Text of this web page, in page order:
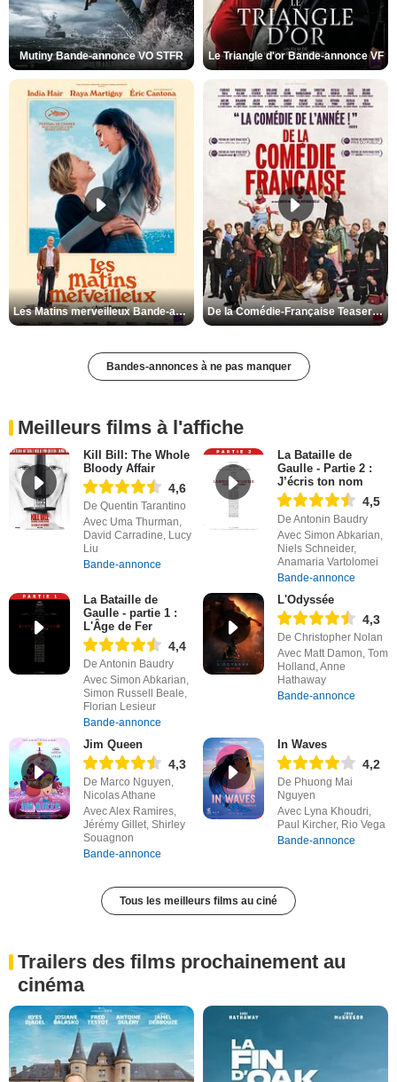
Mutiny Bande-annonce VO STFR Le Triangle d'or Bande-annonce VF
Les Matins merveilleux Bande-annonce VF De la Comédie-Française Teaser VF
Bandes-annonces à ne pas manquer
Meilleurs films à l'affiche
Kill Bill: The Whole
Bloody Affair
4,6
De Quentin Tarantino
Avec Uma Thurman,
David Carradine, Lucy
Liu
Bande-annonce
La Bataille de
Gaulle - Partie 2 :
J’écris ton nom
4,5
De Antonin Baudry
Avec Simon Abkarian,
Niels Schneider,
Anamaria Vartolomei
Bande-annonce
La Bataille de
Gaulle - partie 1 :
L'Âge de Fer
4,4
De Antonin Baudry
Avec Simon Abkarian,
Simon Russell Beale,
Florian Lesieur
Bande-annonce
L'Odyssée
4,3
De Christopher Nolan
Avec Matt Damon, Tom
Holland, Anne
Hathaway
Bande-annonce
Jim Queen
4,3
De Marco Nguyen,
Nicolas Athane
Avec Alex Ramires,
Jérémy Gillet, Shirley
Souagnon
Bande-annonce
In Waves
4,2
De Phuong Mai
Nguyen
Avec Lyna Khoudri,
Paul Kircher, Rio Vega
Bande-annonce
Tous les meilleurs films au ciné
Trailers des films prochainement au
cinéma